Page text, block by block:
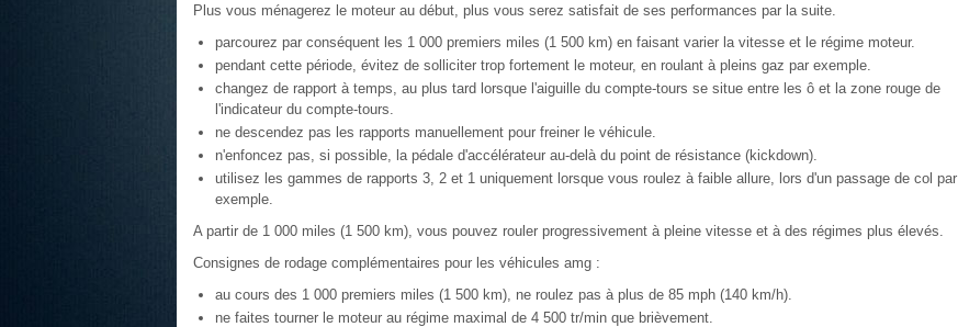
Plus vous ménagerez le moteur au début, plus vous serez satisfait de ses performances par la suite.
parcourez par conséquent les 1 000 premiers miles (1 500 km) en faisant varier la vitesse et le régime moteur.
pendant cette période, évitez de solliciter trop fortement le moteur, en roulant à pleins gaz par exemple.
changez de rapport à temps, au plus tard lorsque l'aiguille du compte-tours se situe entre les ô et la zone rouge de
l'indicateur du compte-tours.
ne descendez pas les rapports manuellement pour freiner le véhicule.
n'enfoncez pas, si possible, la pédale d'accélérateur au-delà du point de résistance (kickdown).
utilisez les gammes de rapports 3, 2 et 1 uniquement lorsque vous roulez à faible allure, lors d'un passage de col par
exemple.
A partir de 1 000 miles (1 500 km), vous pouvez rouler progressivement à pleine vitesse et à des régimes plus élevés.
Consignes de rodage complémentaires pour les véhicules amg :
au cours des 1 000 premiers miles (1 500 km), ne roulez pas à plus de 85 mph (140 km/h).
ne faites tourner le moteur au régime maximal de 4 500 tr/min que brièvement.